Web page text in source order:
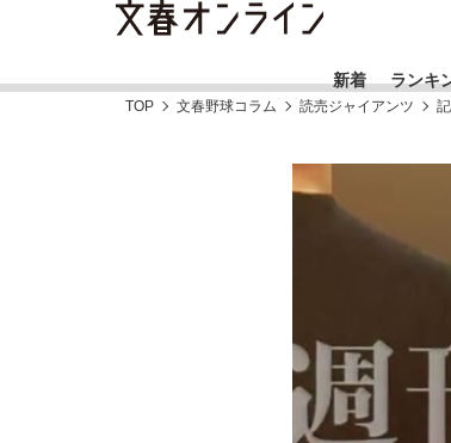
新着 ランキ
お
#藤
TOP 文春野球コラム 読売ジャイアンツ